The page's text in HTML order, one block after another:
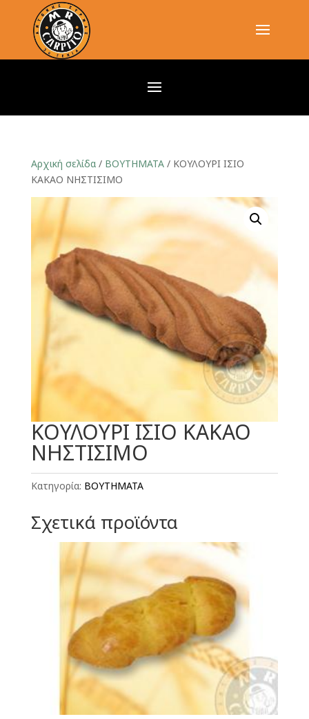
Αρχική σελίδα/ ΒΟΥΤΗΜΑΤΑ/ ΚΟΥΛΟΥΡΙ ΙΣΙΟ
ΚΑΚΑΟ ΝΗΣΤΙΣΙΜΟ
ΚΟΥΛΟΥΡΙ ΙΣΙΟ ΚΑΚΑΟ
ΝΗΣΤΙΣΙΜΟ
Κατηγορία: ΒΟΥΤΗΜΑΤΑ
Σχετικά προϊόντα